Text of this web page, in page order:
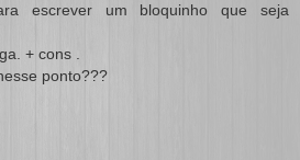
escrever um bloquinho que seja
+ cons .
ponto???